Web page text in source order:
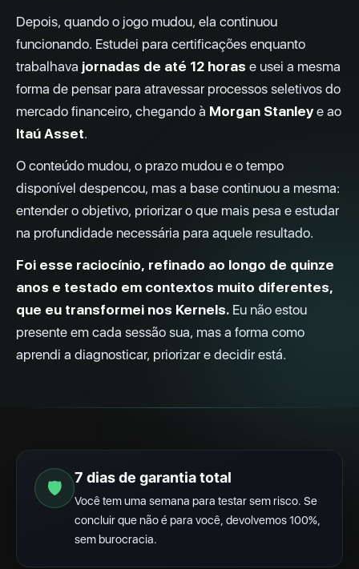
Depois, quando o jogo mudou, ela continuou
funcionando. Estudei para certificações enquanto
trabalhava jornadas de até 12 horas e usei a mesma
forma de pensar para atravessar processos seletivos do
mercado financeiro, chegando à Morgan Stanley e ao
Itaú Asset.
O conteúdo mudou, o prazo mudou e o tempo
disponível despencou, mas a base continuou a mesma:
entender o objetivo, priorizar o que mais pesa e estudar
na profundidade necessária para aquele resultado.
Foi esse raciocínio, refinado ao longo de quinze
anos e testado em contextos muito diferentes,
que eu transformei nos Kernels. Eu não estou
presente em cada sessão sua, mas a forma como
aprendi a diagnosticar, priorizar e decidir está.
🛡 7 dias de garantia total
Você tem uma semana para testar sem risco. Se
concluir que não é para você, devolvemos 100%,
sem burocracia.